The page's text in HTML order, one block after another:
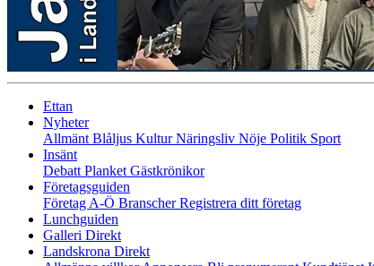
Ettan
Nyheter
Allmänt Blåljus KulturNäringsliv Nöje Politik Sport
Insänt
Debatt Planket Gästkrönikor
Företagsguiden
Företag A-Ö BranscherRegistrera ditt företag
Lunchguiden
Galleri Direkt
Landskrona Direkt